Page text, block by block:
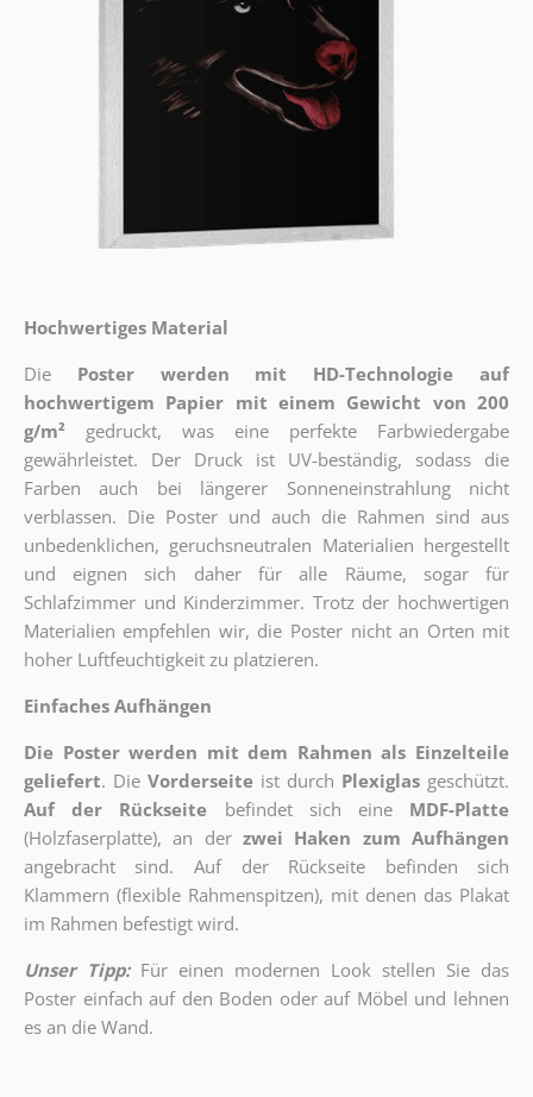
Hochwertiges Material
Die
Poster werden mit HD-Technologie auf
hochwertigem Papier mit einem Gewicht von 200
g/m²
gedruckt, was eine perfekte Farbwiedergabe
gewährleistet. Der Druck ist UV-beständig, sodass die
Farben auch bei längerer Sonneneinstrahlung nicht
verblassen. Die Poster und auch die Rahmen sind aus
unbedenklichen, geruchsneutralen Materialien hergestellt
und eignen sich daher für alle Räume, sogar für
Schlafzimmer und Kinderzimmer. Trotz der hochwertigen
Materialien empfehlen wir, die Poster nicht an Orten mit
hoher Luftfeuchtigkeit zu platzieren.
Einfaches Aufhängen
Die Poster werden mit dem Rahmen als Einzelteile
geliefert. Die Vorderseite ist durch Plexiglas geschützt.
Auf der Rückseite
befindet sich eine
MDF-Platte
(Holzfaserplatte), an der zwei Haken zum Aufhängen
angebracht sind.
Auf der Rückseite befinden sich
Klammern (flexible Rahmenspitzen), mit denen das Plakat
im Rahmen befestigt wird.
Unser Tipp: Für einen modernen Look stellen Sie das
Poster einfach auf den Boden oder auf Möbel und lehnen
es an die Wand.